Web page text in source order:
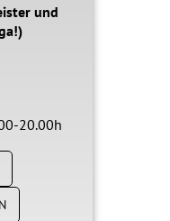
und
20.00h